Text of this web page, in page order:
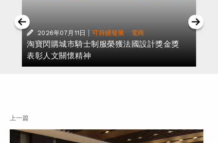
2026年07月11日 | 可持續發展 電商
淘寶閃購城市騎士制服榮獲法國設計獎金獎
表彰人文關懷精神
上一篇